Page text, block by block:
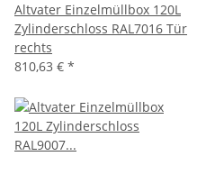
Altvater Einzelmüllbox 120L
Zylinderschloss RAL7016 Tür
rechts
810,63 € *